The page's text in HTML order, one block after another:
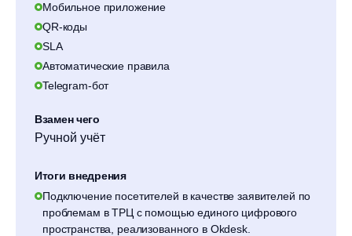
Мобильное приложение
QR-коды
SLA
Автоматические правила
Telegram-бот
Взамен чего
Ручной учёт
Итоги внедрения
Подключение посетителей в качестве заявителей по
проблемам в ТРЦ с помощью единого цифрового
пространства, реализованного в Okdesk.